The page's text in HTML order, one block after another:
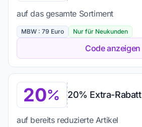
auf das gesamte Sortiment
MBW : 79 Euro Nur für Neukunden
Code anzeigen
20 20% Extra-Rabatt
auf bereits reduzierte Artikel